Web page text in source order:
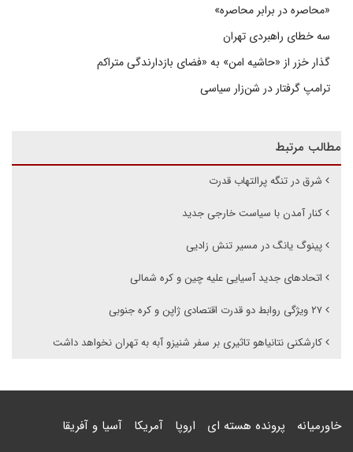
«محاصره در برابر محاصره»
سه خطای راهبردی تهران
گذار خزر از «حاشیه امن» به «فضای بازدارندگی متراکم
ترامپ گرفتار در شن‌زار سیاسی
مطالب مرتبط
شرق در تنگه پرالتهاب قدرت
کنار آمدن با سیاست خارجی جدید
پینوگ یانگ در مسیر تنش زادیی
اتحادهای جدید آسیایی علیه چین و کره شمالی
۲۷ ویژگی روابط دو قدرت اقتصادی ژاپن و کره جنوبی
کارشکنی نتانیاهو تاثیری بر سفر شنیزو آبه به تهران نخواهد داشت
خاورمیانه پرونده هسته ای اروپا آمریکا آسیا و آفریقا